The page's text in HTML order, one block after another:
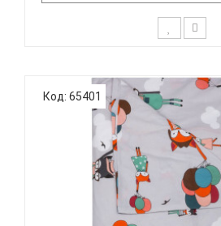
родитель подходит очень
ребенок большую часть
кровати. И натуральность
веселый рисунок, высокая
стиркам – очень важные
Код: 65401